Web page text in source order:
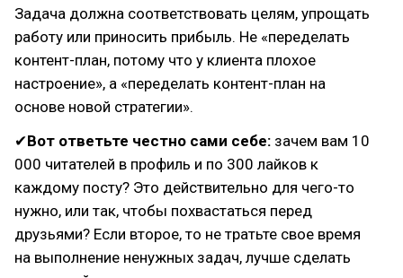
Задача должна соответствовать целям, упрощать
работу или приносить прибыль. Не «переделать
контент-план, потому что у клиента плохое
настроение», а «переделать контент-план на
основе новой стратегии».
✔Вот ответьте честно сами себе: зачем вам 10
000 читателей в профиль и по 300 лайков к
каждому посту? Это действительно для чего-то
нужно, или так, чтобы похвастаться перед
друзьями? Если второе, то не тратьте свое время
на выполнение ненужных задач, лучше сделать